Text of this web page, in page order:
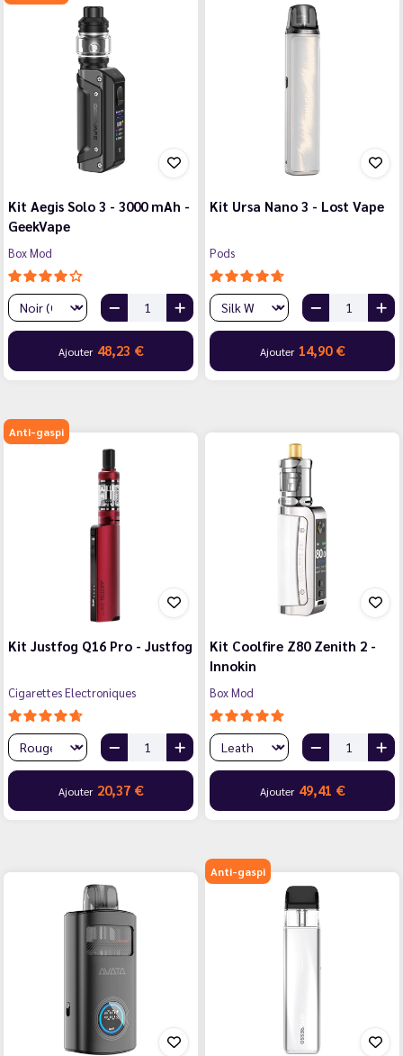
Kit Aegis Solo 3 - 3000 mAh -
GeekVape
Box Mod
Ajouter 48,23 €
Kit Ursa Nano 3 - Lost Vape
Pods
Ajouter 14,90 €
Anti-gaspi
Kit Justfog Q16 Pro - Justfog
Cigarettes Electroniques
Ajouter 20,37 €
Kit Coolfire Z80 Zenith 2 -
Innokin
Box Mod
Ajouter 49,41 €
Anti-gaspi